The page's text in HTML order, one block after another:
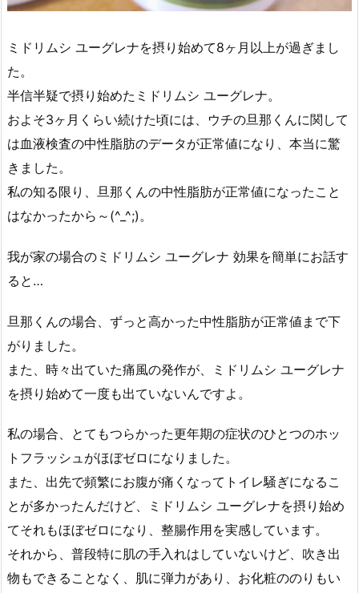
ミドリムシ ユーグレナを摂り始めて8ヶ月以上が過ぎまし
た。
半信半疑で摂り始めたミドリムシ ユーグレナ。
およそ3ヶ月くらい続けた頃には、ウチの旦那くんに関して
は血液検査の中性脂肪のデータが正常値になり、本当に驚
きました。
私の知る限り、旦那くんの中性脂肪が正常値になったこと
はなかったから～(^_^;)。
我が家の場合のミドリムシ ユーグレナ 効果を簡単にお話す
ると…
旦那くんの場合、ずっと高かった中性脂肪が正常値まで下
がりました。
また、時々出ていた痛風の発作が、ミドリムシ ユーグレナ
を摂り始めて一度も出ていないんですよ。
私の場合、とてもつらかった更年期の症状のひとつのホッ
トフラッシュがほぼゼロになりました。
また、出先で頻繁にお腹が痛くなってトイレ騒ぎになるこ
とが多かったんだけど、ミドリムシ ユーグレナを摂り始め
てそれもほぼゼロになり、整腸作用を実感しています。
それから、普段特に肌の手入れはしていないけど、吹き出
物もできることなく、肌に弾力があり、お化粧ののりもい